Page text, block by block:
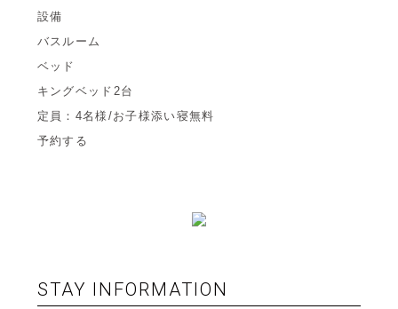
設備
バスルーム
ベッド
キングベッド2台
定員：4名様/お子様添い寝無料
予約する
STAY INFORMATION